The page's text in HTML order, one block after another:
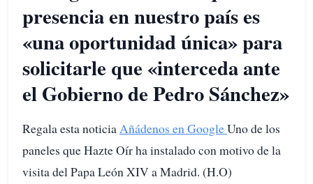
presencia en nuestro país es
«una oportunidad única» para
solicitarle que «interceda ante
el Gobierno de Pedro Sánchez»
Regala esta noticiaAñádenos en GoogleUno de los
paneles que Hazte Oír ha instalado con motivo de la
visita del Papa León XIV a Madrid. (H.O)